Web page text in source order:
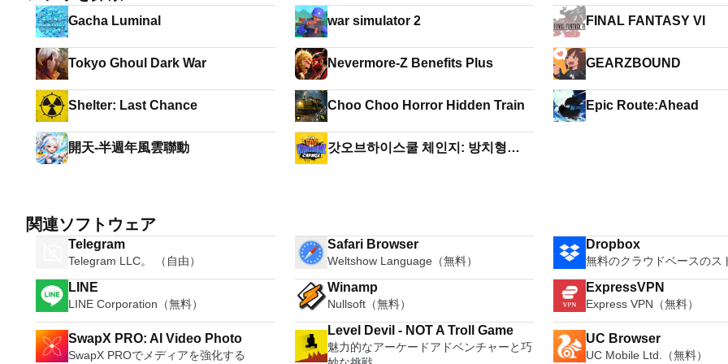
Gacha Luminal war simulator 2 FINAL FANTASY VI
Tokyo Ghoul Dark War Nevermore-Z Benefits Plus GEARZBOUND
Shelter: Last Chance Choo Choo Horror Hidden Train Epic Route:Ahead
開天-半週年風雲聯動
갓오브하이스쿨 체인지: 방치형
RPG
関連ソフトウェア
Telegram
Telegram LLC。 （自由）
Safari Browser
Weltshow Language（無料）
Dropbox
無料のクラウドベースのス
LINE
LINE Corporation（無料）
Winamp
Nullsoft（無料）
ExpressVPN
Express VPN（無料）
SwapX PRO: AI Video Photo
SwapX PROでメディアを強化する
Level Devil - NOT A Troll Game
魅力的なアーケードアドベンチャーと巧
UC Browser
UC Mobile Ltd.（無料）